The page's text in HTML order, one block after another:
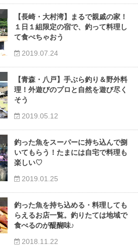
【長崎・大村湾】まるで親戚の家！
１日１組限定の宿で、釣って料理し
て食べちゃおう
2019.07.24
【青森・八戸】手ぶら釣り＆野外料
理！外遊びのプロと自然を遊び尽く
そう
2019.05.12
釣った魚をスーパーに持ち込んで捌
いてもらう！たまには自宅で料理も
楽しい♡
2019.01.25
釣った魚を持ち込める・料理しても
らえるお店一覧。釣りたては地域で
食べるのが醍醐味♪
2018.11.22